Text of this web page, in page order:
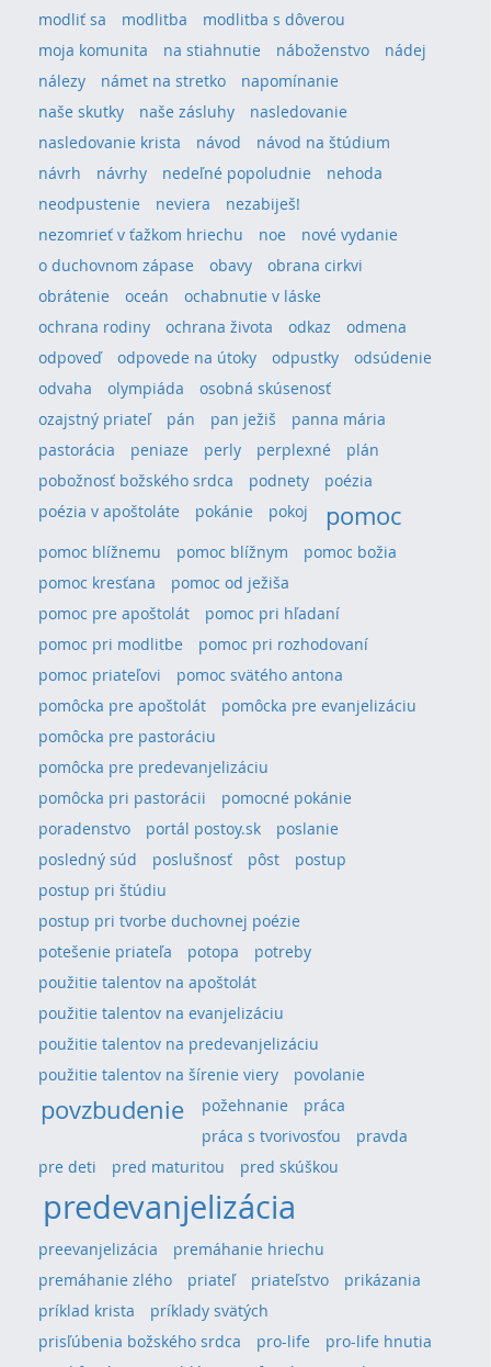
modliť sa modlitba
modlitba s dôverou
moja komunita
na stiahnutie náboženstvo
nádej
nálezy
námet na stretko
napomínanie
naše skutky
naše zásluhy
nasledovanie
nasledovanie krista
návod
návod na štúdium
návrh
návrhy nedeľné popoludnie
nehoda
neodpustenie
neviera
nezabiješ!
nezomrieť v ťažkom hriechu
noe
nové vydanie
o duchovnom zápase
obavy
obrana cirkvi
obrátenie
oceán
ochabnutie v láske
ochrana rodiny
ochrana života odkaz
odmena
odpoveď
odpovede na útoky odpustky
odsúdenie
odvaha
olympiáda
osobná skúsenosť
ozajstný priateľ
pán pan ježiš
panna mária
pastorácia
peniaze perly perplexné
plán
pobožnosť božského srdca
podnety
poézia
poézia v apoštoláte
pokánie pokoj pomoc
pomoc blížnemu pomoc blížnym
pomoc božia
pomoc kresťana
pomoc od ježiša
pomoc pre apoštolát
pomoc pri hľadaní
pomoc pri modlitbe
pomoc pri rozhodovaní
pomoc priateľovi
pomoc svätého antona
pomôcka pre apoštolát
pomôcka pre evanjelizáciu
pomôcka pre pastoráciu
pomôcka pre predevanjelizáciu
pomôcka pri pastorácii
pomocné pokánie
poradenstvo
portál postoy.sk
poslanie
posledný súd
poslušnosť pôst
postup
postup pri štúdiu
postup pri tvorbe duchovnej poézie
potešenie priateľa
potopa
potreby
použitie talentov na apoštolát
použitie talentov na evanjelizáciu
použitie talentov na predevanjelizáciu
použitie talentov na šírenie viery
povolanie
povzbudenie požehnanie
práca
práca s tvorivosťou
pravda
pre deti
pred maturitou pred skúškou
predevanjelizácia
preevanjelizácia
premáhanie hriechu
premáhanie zlého
priateľ priateľstvo
prikázania
príklad krista
príklady svätých
prisľúbenia božského srdca
pro-life
pro-life hnutia